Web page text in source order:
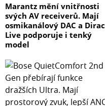
Marantz mění vnitřnosti
svých AV receiverů. Mají
osmikanálový DAC a Dirac
Live podporuje i tenký
model